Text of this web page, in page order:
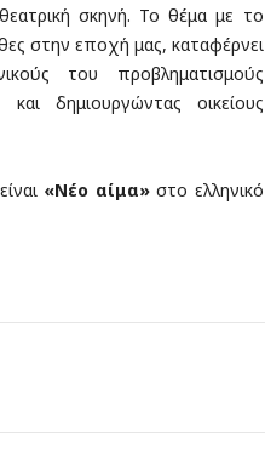
σκηνή. Το θέμα με το
στην εποχή μας, καταφέρνει
του προβληματισμούς
δημιουργώντας οικείους
είναι «Νέο αίμα»στο ελληνικό